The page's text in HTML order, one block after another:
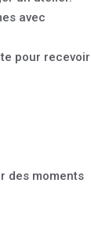
avec
pour recevoir
des moments